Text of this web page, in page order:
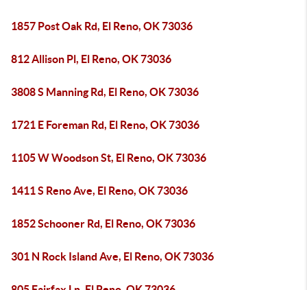
1857 Post Oak Rd, El Reno, OK 73036
812 Allison Pl, El Reno, OK 73036
3808 S Manning Rd, El Reno, OK 73036
1721 E Foreman Rd, El Reno, OK 73036
1105 W Woodson St, El Reno, OK 73036
1411 S Reno Ave, El Reno, OK 73036
1852 Schooner Rd, El Reno, OK 73036
301 N Rock Island Ave, El Reno, OK 73036